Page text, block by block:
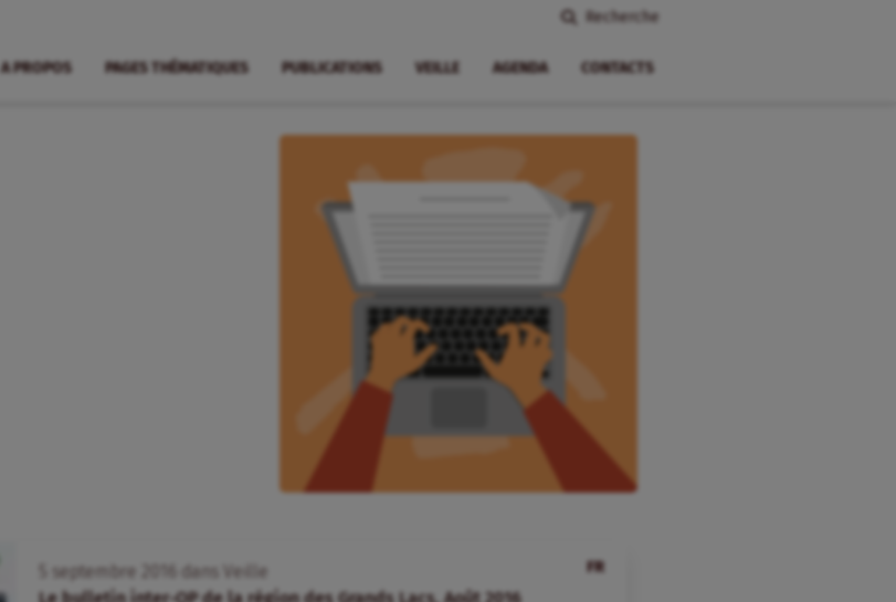
Recherche
A PROPOS PAGES THÉMATIQUES PUBLICATIONS VEILLE AGENDA CONTACTS
FR
septembre dans
Veille